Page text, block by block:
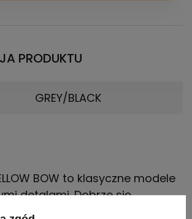
PRODUKTU
GREY/BLACK
BOW to klasyczne modele
detalami. Dobrze się
rękawami, co